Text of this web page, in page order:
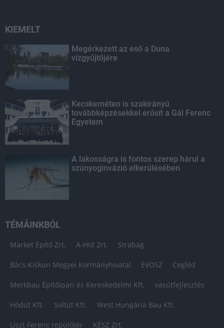
KIEMELT
Megérkezett az eső a Duna
vízgyűjtőjére
Kecskeméten is szakirányú
továbbképzésekkel erősít a Gál Ferenc
Egyetem
A lakosságra is fontos szerep hárul a
szúnyoginvázió elkerülésében
TÉMÁINKBÓL
Market Építő Zrt. A-Híd Zrt. Strabag
Bács-Kiskun Megyei Kormányhivatal ÉVOSZ Cegléd
Merkbau Építőipari és Kereskedelmi Kft. vasútfejlesztés
Hódút Kft. Soltút Kft. West Hungária Bau Kft.
Liszt Ferenc repülőtér KÉSZ Zrt.